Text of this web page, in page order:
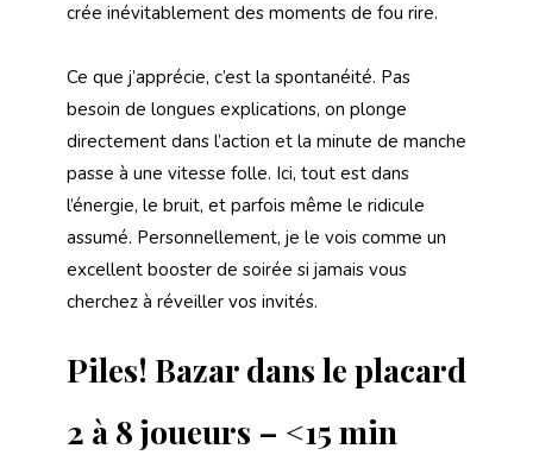
crée inévitablement des moments de fou rire.
Ce que j’apprécie, c’est la spontanéité. Pas
besoin de longues explications, on plonge
directement dans l’action et la minute de manche
passe à une vitesse folle. Ici, tout est dans
l’énergie, le bruit, et parfois même le ridicule
assumé. Personnellement, je le vois comme un
excellent booster de soirée si jamais vous
cherchez à réveiller vos invités.
Piles! Bazar dans le placard
2 à 8 joueurs – <15 min